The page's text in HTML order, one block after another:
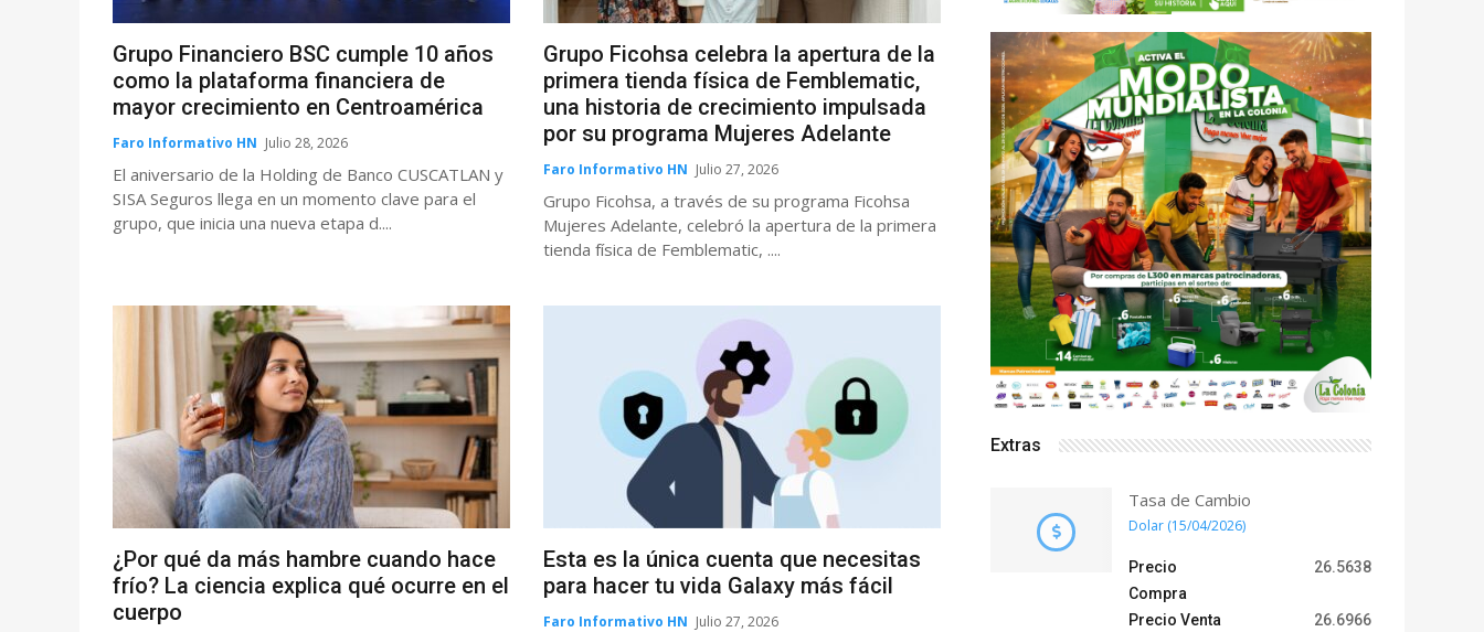
Grupo Financiero BSC cumple 10 años
como la plataforma financiera de
mayor crecimiento en Centroamérica
Faro Informativo HN Julio 28, 2026
El aniversario de la Holding de Banco CUSCATLAN y
SISA Seguros llega en un momento clave para el
grupo, que inicia una nueva etapa d....
Grupo Ficohsa celebra la apertura de la
primera tienda física de Femblematic,
una historia de crecimiento impulsada
por su programa Mujeres Adelante
Faro Informativo HN Julio 27, 2026
Grupo Ficohsa, a través de su programa Ficohsa
Mujeres Adelante, celebró la apertura de la primera
tienda física de Femblematic, ....
¿Por qué da más hambre cuando hace
frío? La ciencia explica qué ocurre en el
cuerpo
Esta es la única cuenta que necesitas
para hacer tu vida Galaxy más fácil
Faro Informativo HN Julio 27, 2026
Extras
Tasa de Cambio
Dolar (15/04/2026)
Precio
Compra
26.5638
Precio Venta 26.6966